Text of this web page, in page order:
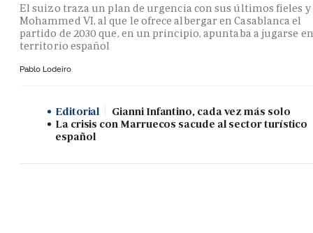
El suizo traza un plan de urgencia con sus últimos fieles y
Mohammed VI, al que le ofrece albergar en Casablanca el
partido de 2030 que, en un principio, apuntaba a jugarse en
territorio español
Pablo Lodeiro
Editorial
Gianni Infantino, cada vez más solo
La crisis con Marruecos sacude al sector turístico
español